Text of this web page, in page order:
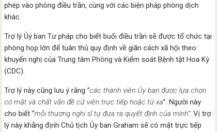
phép vào phòng điều trần, cùng với các biện pháp phòng dịch
khác.
Trợ lý Ủy ban Tư pháp cho biết buổi điều trần sẽ được tổ chức tại
phòng họp lớn để tuân thủ quy định về giãn cách xã hội theo
khuyến nghị của Trung tâm Phòng và Kiểm soát Bệnh tật Hoa Kỳ
(CDC).
Trợ lý này cũng lưu ý rằng “các thành viên Ủy ban được lựa chọn
có mặt và chất vấn đề cử viên trực tiếp hoặc từ xa”. Người này
cho biết “mỗi thượng nghị sĩ tự đưa ra quyết định của mình”. Vị trợ
lý này khẳng định Chủ tịch Ủy ban Graham sẽ có mặt trực tiếp